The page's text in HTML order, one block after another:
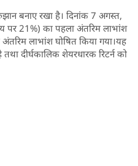
बनाए रखा है। दिनांक 7 अगस्त,
21%) का पहला अंतरिम लाभांश
लाभांश घोषित किया गया।यह
दीर्घकालिक शेयरधारक रिटर्न को